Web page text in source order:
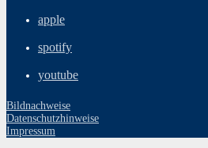
apple
spotify
youtube
Bildnachweise
Datenschutzhinweise
Impressum